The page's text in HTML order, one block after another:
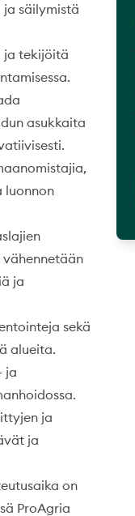
säilymistä
ja tekijöitä
asukkaita
luonnon
ja
sekä
alueita.
ja
ja
ja
on
ProAgria